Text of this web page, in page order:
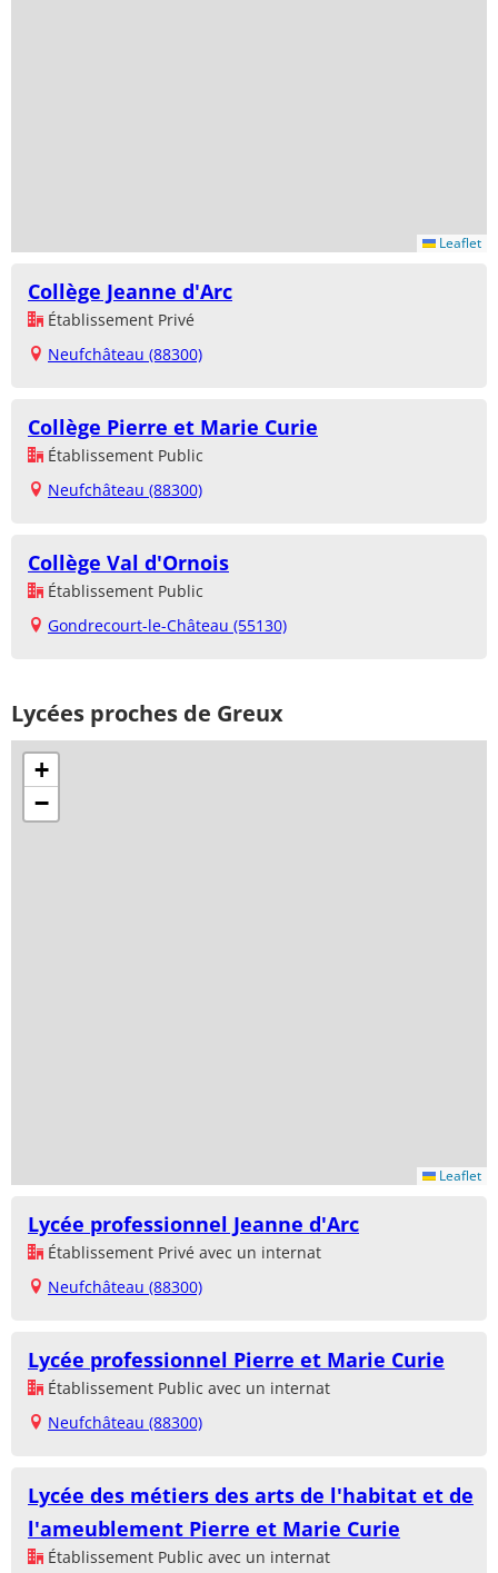
Leaflet
Collège Jeanne d'Arc
Établissement Privé
Neufchâteau (88300)
Collège Pierre et Marie Curie
Établissement Public
Neufchâteau (88300)
Collège Val d'Ornois
Établissement Public
Gondrecourt-le-Château (55130)
Lycées proches de Greux
+
−
Leaflet
Lycée professionnel Jeanne d'Arc
Établissement Privé avec un internat
Neufchâteau (88300)
Lycée professionnel Pierre et Marie Curie
Établissement Public avec un internat
Neufchâteau (88300)
Lycée des métiers des arts de l'habitat et de
l'ameublement Pierre et Marie Curie
Établissement Public avec un internat